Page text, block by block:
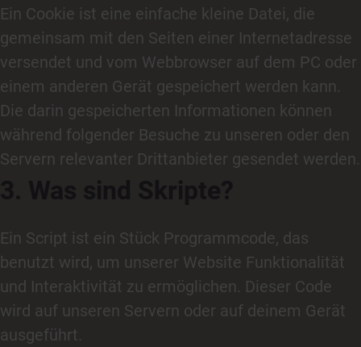
Ein Cookie ist eine einfache kleine Datei, die
gemeinsam mit den Seiten einer Internetadresse
versendet und vom Webbrowser auf dem PC oder
einem anderen Gerät gespeichert werden kann.
Die darin gespeicherten Informationen können
während folgender Besuche zu unseren oder den
Servern relevanter Drittanbieter gesendet werden.
Ein Script ist ein Stück Programmcode, das
benutzt wird, um unserer Website Funktionalität
und Interaktivität zu ermöglichen. Dieser Code
wird auf unseren Servern oder auf deinem Gerät
ausgeführt.